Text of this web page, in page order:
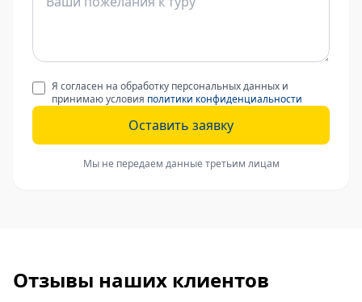
Я согласен на обработку персональных данных и
принимаю условия политики конфиденциальности
Оставить заявку
Мы не передаем данные третьим лицам
Отзывы наших клиентов